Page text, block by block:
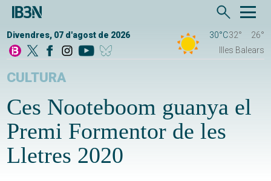
Divendres, 07 d'agost de 2026 30°C32°
26°
Illes Balears
CULTURA
Ces Nooteboom guanya el
Premi Formentor de les
Lletres 2020